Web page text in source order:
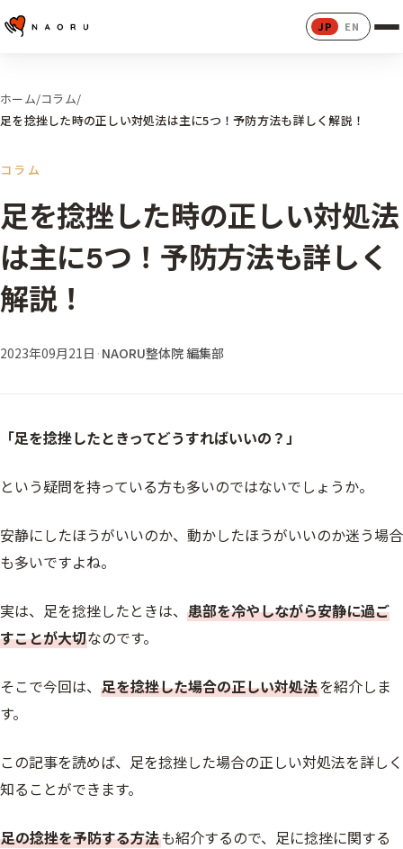
JP EN
ホーム/コラム/
足を捻挫した時の正しい対処法は主に5つ！予防方法も詳しく解説！
コラム
足を捻挫した時の正しい対処法
は主に5つ！予防方法も詳しく
解説！
2023年09月21日 · NAORU整体院 編集部
「足を捻挫したときってどうすればいいの？」
という疑問を持っている方も多いのではないでしょうか。
安静にしたほうがいいのか、動かしたほうがいいのか迷う場合
も多いですよね。
実は、足を捻挫したときは、 患部を冷やしながら安静に過ご
すことが大切なのです。
そこで今回は、 足を捻挫した場合の正しい対処法を紹介しま
す。
この記事を読めば、足を捻挫した場合の正しい対処法を詳しく
知ることができます。
足の捻挫を予防する方法も紹介するので、足に捻挫に関する